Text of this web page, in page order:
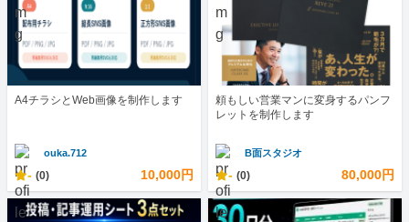
A4チラシとWeb画像を制作します
ouka.712
- (0) 10,000円
頼もしい営業マンに変身するパンフ
レットを制作します
B面スタジオ
- (0) 80,000円